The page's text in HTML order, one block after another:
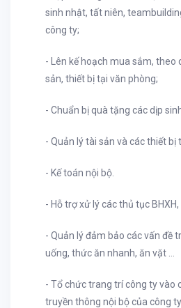
sinh nhật, tất niên,
công ty;
- Lên kế hoạch mua sắm, theo
sản, thiết bị tại văn phòng;
- Chuẩn bị quà tặng các dịp
- Quản lý tài sản và các thiết bị
- Kế toán nội bộ.
- Hỗ trợ xử lý các thủ tục BHXH,
- Quản lý đảm bảo các vấn đề
uống, thức ăn nhanh, ăn vặt …
- Tổ chức trang trí công ty vào
truyền thông nội bộ của công ty.